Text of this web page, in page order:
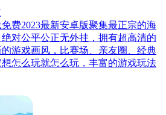
费2023最新安卓版聚集最正宗的海
对公平公正无外挂，拥有超高清的
游戏画风，比赛场、亲友圈、经典
怎么玩就怎么玩，丰富的游戏玩法